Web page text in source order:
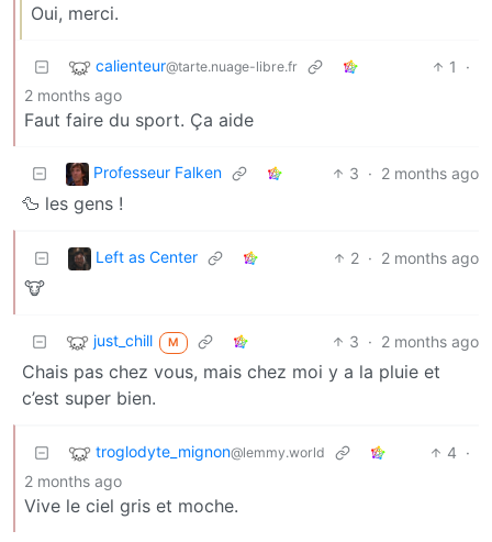
Oui, merci.
calienteur@tarte.nuage-libre.fr 1
·
2 months ago
Faut faire du sport. Ça aide
Professeur Falken 3 · 2 months ago
🦆 les gens !
Left as Center 2 · 2 months ago
🐮
just_chill M 3 · 2 months ago
Chais pas chez vous, mais chez moi y a la pluie et
c’est super bien.
troglodyte_mignon@lemmy.world 4 ·
2 months ago
Vive le ciel gris et moche.